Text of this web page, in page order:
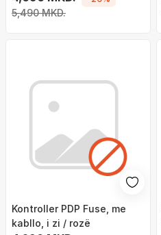
5,490 MKD.
Kontroller PDP Fuse, me
kabllo, i zi / rozë